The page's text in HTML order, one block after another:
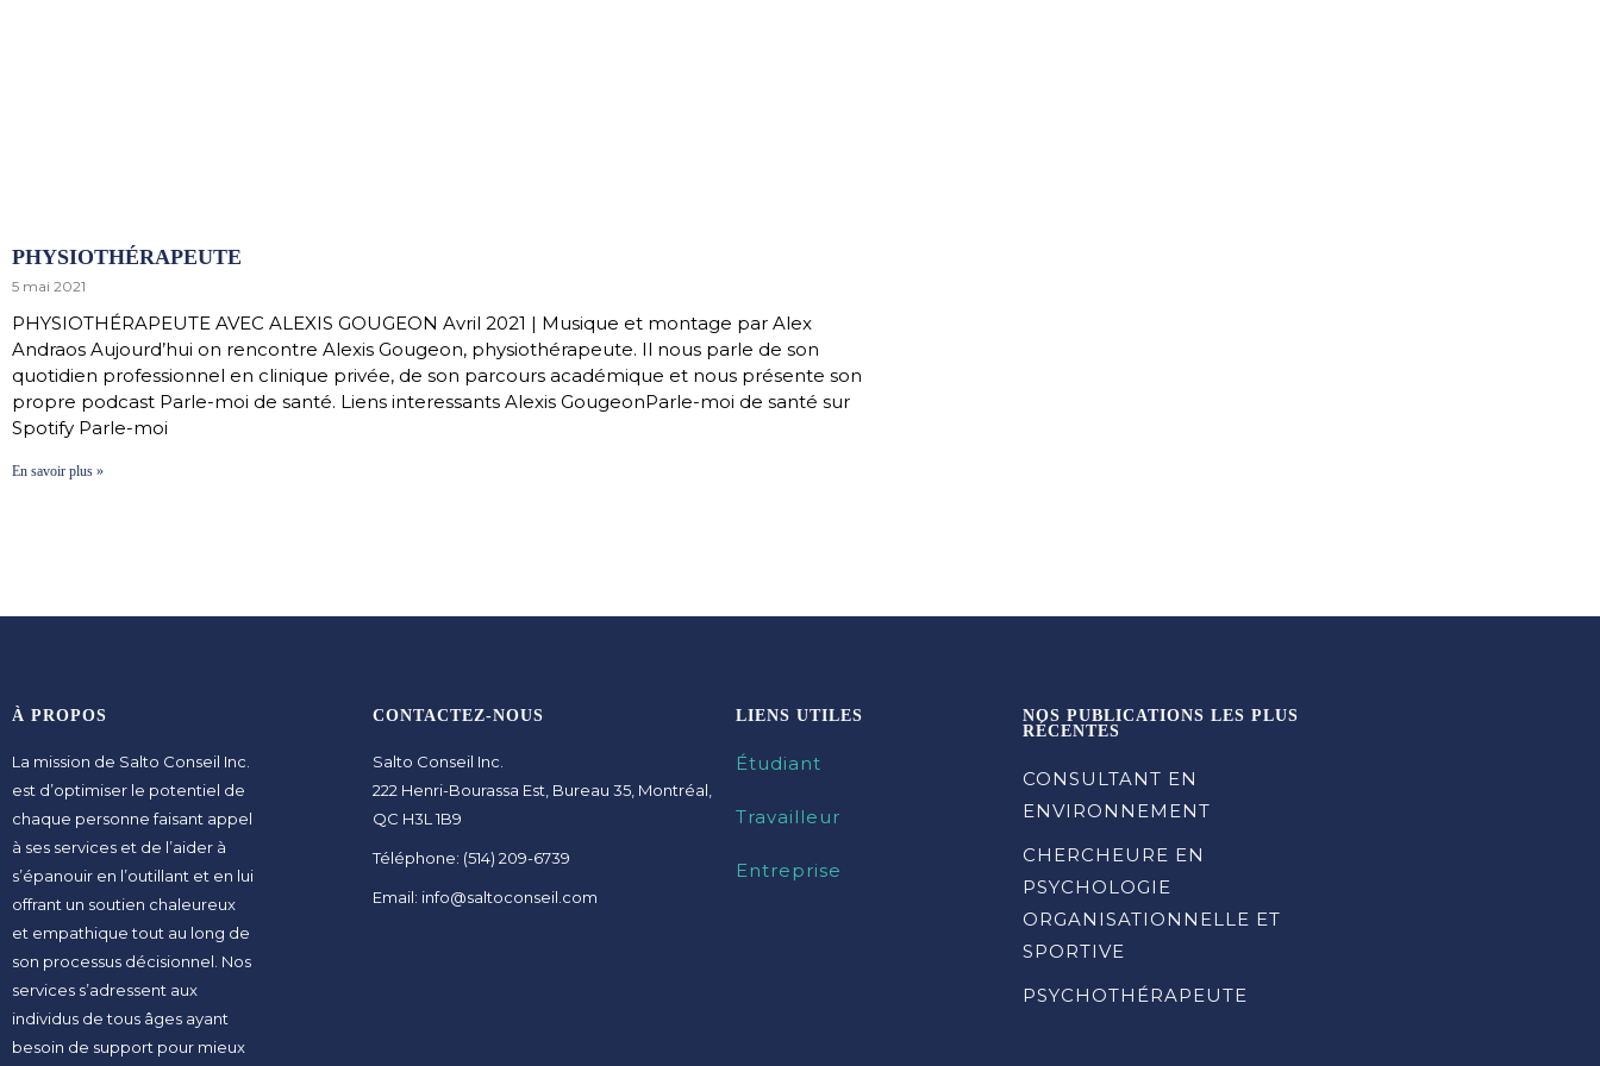
PHYSIOTHÉRAPEUTE
5 mai 2021
PHYSIOTHÉRAPEUTE AVEC ALEXIS GOUGEON Avril 2021 | Musique et montage par Alex
Andraos Aujourd’hui on rencontre Alexis Gougeon, physiothérapeute. Il nous parle de son
quotidien professionnel en clinique privée, de son parcours académique et nous présente son
propre podcast Parle-moi de santé. Liens interessants Alexis GougeonParle-moi de santé sur
Spotify Parle-moi
En savoir plus »
À PROPOS
La mission de Salto Conseil Inc.
est d’optimiser le potentiel de
chaque personne faisant appel
à ses services et de l’aider à
s’épanouir en l’outillant et en lui
offrant un soutien chaleureux
et empathique tout au long de
son processus décisionnel. Nos
services s’adressent aux
individus de tous âges ayant
besoin de support pour mieux
CONTACTEZ-NOUS
Salto Conseil Inc.
222 Henri-Bourassa Est, Bureau 35, Montréal,
QC H3L 1B9
Téléphone: (514) 209-6739
Email: info@saltoconseil.com
LIENS UTILES
Étudiant
Travailleur
Entreprise
NOS PUBLICATIONS LES PLUS
RÉCENTES
CONSULTANT EN
ENVIRONNEMENT
CHERCHEURE EN
PSYCHOLOGIE
ORGANISATIONNELLE ET
SPORTIVE
PSYCHOTHÉRAPEUTE